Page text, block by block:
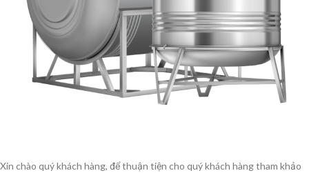
Xin chào quý khách hàng, để thuận tiện cho quý khách hàng tham khảo